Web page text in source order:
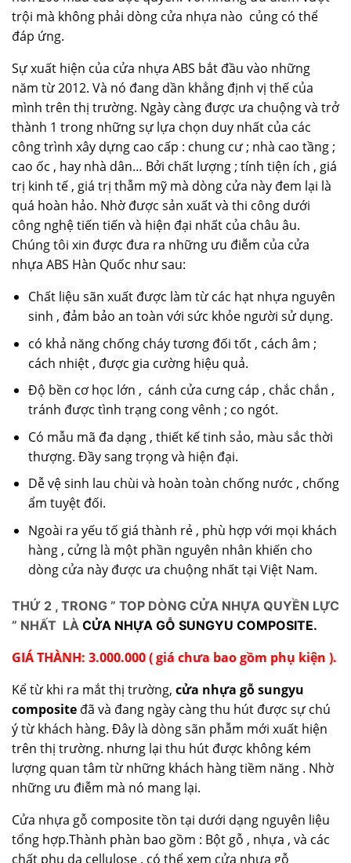
trội mà không phải dòng cửa nhựa nào củng có thể
đáp ứng.
Sự xuất hiện của cửa nhựa ABS bắt đầu vào những
năm từ 2012. Và nó đang dần khẳng định vị thế của
mình trên thị trường. Ngày càng được ưa chuộng và trở
thành 1 trong những sự lựa chọn duy nhất của các
công trình xây dựng cao cấp : chung cư ; nhà cao tầng ;
cao ốc , hay nhà dân… Bởi chất lượng ; tính tiện ích , giá
trị kinh tế , giá trị thẫm mỹ mà dòng cửa này đem lại là
quá hoàn hảo. Nhờ được sản xuất và thi công dưới
công nghệ tiến tiến và hiện đại nhất của châu âu.
Chúng tôi xin được đưa ra những ưu điễm của cửa
nhựa ABS Hàn Quốc như sau:
Chất liệu sãn xuất được làm từ các hạt nhựa nguyên
sinh , đảm bảo an toàn với sức khỏe người sử dụng.
có khả năng chống cháy tương đối tốt , cách âm ;
cách nhiệt , được gia cường hiệu quả.
Độ bền cơ học lớn , cánh cửa cưng cáp , chắc chắn ,
tránh được tình trạng cong vênh ; co ngót.
Có mẫu mã đa dạng , thiết kế tinh sảo, màu sắc thời
thượng. Đầy sang trọng và hiện đại.
Dễ vệ sinh lau chùi và hoàn toàn chống nước , chống
ẩm tuyệt đối.
Ngoài ra yếu tố giá thành rẻ , phù hợp với mọi khách
hàng , cửng là một phần nguyên nhân khiến cho
dòng cửa này được ưa chuộng nhất tại Việt Nam.
THỨ 2 , TRONG ” TOP DÒNG CỬA NHỰA QUYỀN LỰC
” NHẤT LÀ CỬA NHỰA GỖ SUNGYU COMPOSITE.
GIÁ THÀNH: 3.000.000 ( giá chưa bao gồm phụ kiện ).
Kể từ khi ra mắt thị trường, cửa nhựa gỗ sungyu
composite đã và đang ngày càng thu hút được sự chú
ý từ khách hàng. Đây là dòng sãn phẫm mới xuất hiện
trên thị trường. nhưng lại thu hút được không kém
lượng quan tâm từ những khách hàng tiềm năng . Nhờ
những ưu điễm mà nó mang lại.
Cửa nhựa gỗ composite tồn tại dưới dạng nguyên liệu
tổng hợp.Thành phàn bao gồm : Bột gỗ , nhựa , và các
chất phụ da cellulose . có thể xem cửa nhựa gỗ